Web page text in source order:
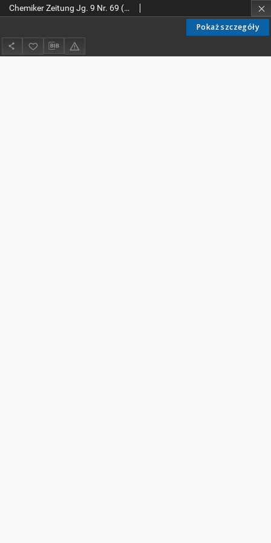
Pokaż szczegóły
Chemiker Zeitung Jg. 9 Nr. 69 (1885)